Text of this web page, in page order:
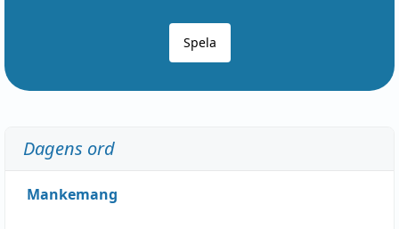
Spela
Dagens ord
Mankemang